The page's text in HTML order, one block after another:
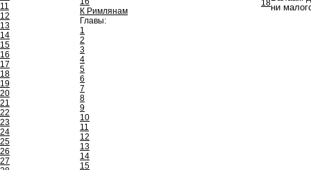
11
12
13
14
15
16
17
18
19
20
21
22
23
24
25
26
27
К Римлянам
Главы:
1
2
3
4
5
6
7
8
9
10
11
12
13
14
15
18ни